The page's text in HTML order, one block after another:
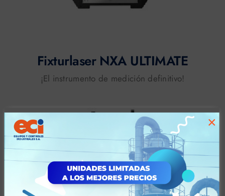
Fixturlaser NXA ULTIMATE
¡El instrumento de medición definitivo!
×